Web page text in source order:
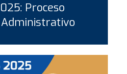
Proceso
Administrativo